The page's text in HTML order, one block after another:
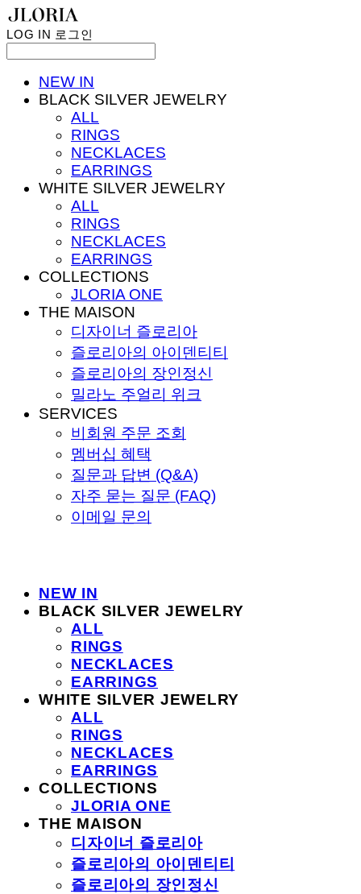
LOG IN 로그인
NEW IN
BLACK SILVER JEWELRY
ALL
RINGS
NECKLACES
EARRINGS
WHITE SILVER JEWELRY
ALL
RINGS
NECKLACES
EARRINGS
COLLECTIONS
JLORIA ONE
THE MAISON
디자이너 즐로리아
즐로리아의 아이덴티티
즐로리아의 장인정신
밀라노 주얼리 위크
SERVICES
비회원 주문 조회
멤버십 혜택
질문과 답변 (Q&A)
자주 묻는 질문 (FAQ)
이메일 문의
NEW IN
BLACK SILVER JEWELRY
ALL
RINGS
NECKLACES
EARRINGS
WHITE SILVER JEWELRY
ALL
RINGS
NECKLACES
EARRINGS
COLLECTIONS
JLORIA ONE
THE MAISON
디자이너 즐로리아
즐로리아의 아이덴티티
즐로리아의 장인정신